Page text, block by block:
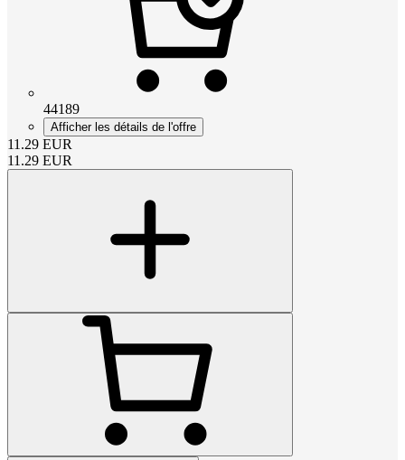
44189
Afficher les détails de l'offre
11.29 EUR
11.29 EUR